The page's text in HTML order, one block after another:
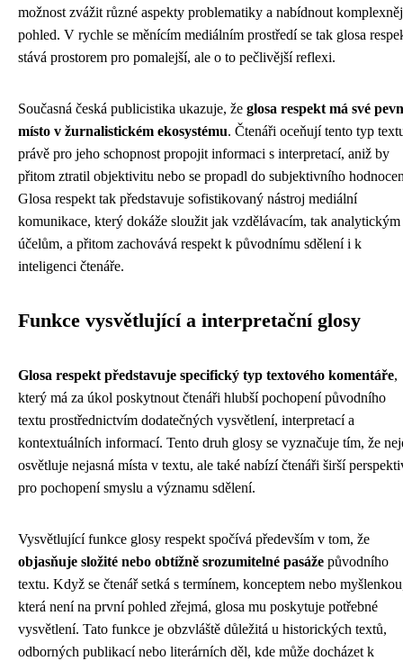
možnost zvážit různé aspekty problematiky a nabídnout
pohled. V rychle se měnícím mediálním prostředí se tak glosa
stává prostorem pro pomalejší, ale o to pečlivější reflexi.
Současná česká publicistika ukazuje, že glosa respekt má své
místo v žurnalistickém ekosystému. Čtenáři oceňují tento typ
právě pro jeho schopnost propojit informaci s interpretací, aniž by
přitom ztratil objektivitu nebo se propadl do subjektivního
Glosa respekt tak představuje sofistikovaný nástroj mediální
komunikace, který dokáže sloužit jak vzdělávacím, tak analytickým
účelům, a přitom zachovává respekt k původnímu sdělení i k
inteligenci čtenáře.
Funkce vysvětlující a interpretační glosy
Glosa respekt představuje specifický typ textového komentáře,
který má za úkol poskytnout čtenáři hlubší pochopení původního
textu prostřednictvím dodatečných vysvětlení, interpretací a
kontextuálních informací. Tento druh glosy se vyznačuje tím, že
osvětluje nejasná místa v textu, ale také nabízí čtenáři širší
pro pochopení smyslu a významu sdělení.
Vysvětlující funkce glosy respekt spočívá především v tom, že
objasňuje složité nebo obtížně srozumitelné pasáže původního
textu. Když se čtenář setká s termínem, konceptem nebo
která není na první pohled zřejmá, glosa mu poskytuje potřebné
vysvětlení. Tato funkce je obzvláště důležitá u historických textů,
odborných publikací nebo literárních děl, kde může docházet k